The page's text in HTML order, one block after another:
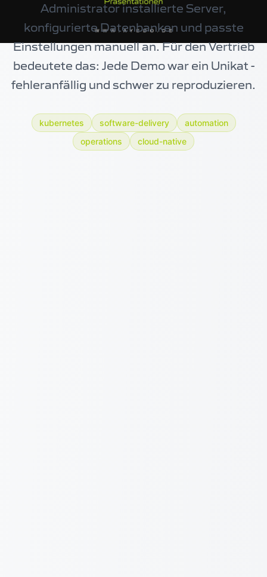
Administrator installierte Server,
konfigurierte Datenbanken und passte
Einstellungen manuell an. Für den Vertrieb
bedeutete das: Jede Demo war ein Unikat -
fehleranfällig und schwer zu reproduzieren.
kubernetes software-delivery
automation
operations
cloud-native